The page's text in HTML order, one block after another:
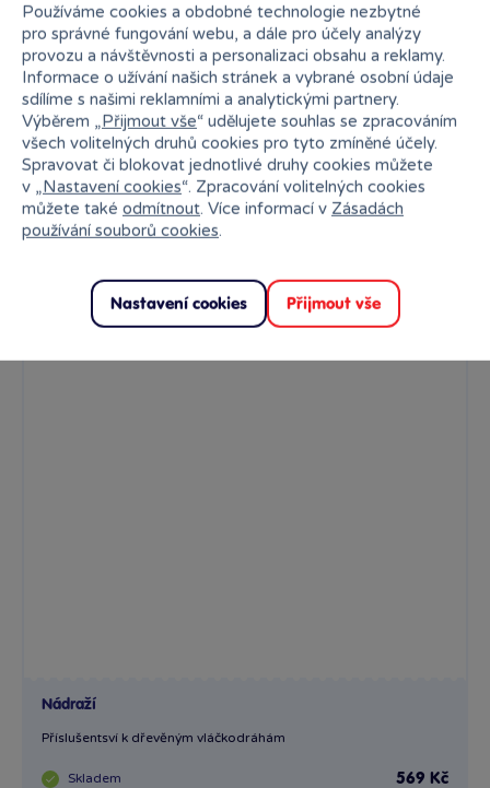
BABU - Oboustranná magnetická tabule s příslušenstvím
Oboustranná magnetická tabule BABU je ideální hračka pro
malé...
Skladem
Ihned:
13 poboček
569 Kč
Klub:552 Kč
Nádraží
Příslušentsví k dřevěným vláčkodráhám
Skladem
569 Kč
Používáme cookies a obdobné technologie nezbytné
pro správné fungování webu, a dále pro účely analýzy
provozu a návštěvnosti a personalizaci obsahu a reklamy.
Informace o užívání našich stránek a vybrané osobní údaje
sdílíme s našimi reklamními a analytickými partnery.
Výběrem „Přijmout vše“ udělujete souhlas se zpracováním
všech volitelných druhů cookies pro tyto zmíněné účely.
Spravovat či blokovat jednotlivé druhy cookies můžete
v „Nastavení cookies“. Zpracování volitelných cookies
můžete také odmítnout. Více informací v Zásadách
používání souborů cookies.
Nastavení cookies Přijmout vše